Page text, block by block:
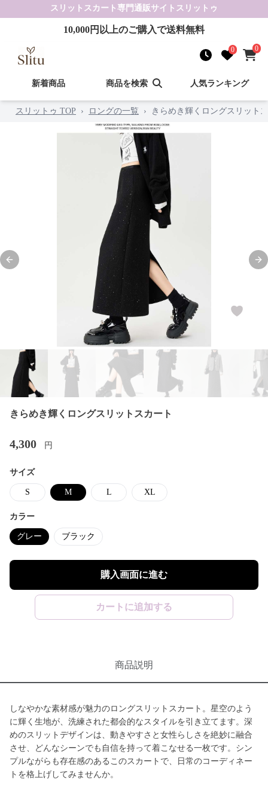
スリットスカート 専門通販サイト スリットゥ
10,000円以上のご購入で送料無料
0 0
新着商品 商品を検索 人気ランキング
スリットゥ TOP › ロングの一覧 › きらめき輝くロングスリット
Previous slide
きらめき輝くロングスリットスカート
4,300 円
サイズ
S M L XL
カラー
グレー ブラック
購入画面に進む
カートに追加する
商品説明
しなやかな素材感が魅力のロングスリットスカート。星空のよう
に輝く生地が、洗練された都会的なスタイルを引き立てます。深
めのスリットデザインは、動きやすさと女性らしさを絶妙に融合
させ、どんなシーンでも自信を持って着こなせる一枚です。シン
プルながらも存在感のあるこのスカートで、日常のコーディネー
トを格上げしてみませんか。